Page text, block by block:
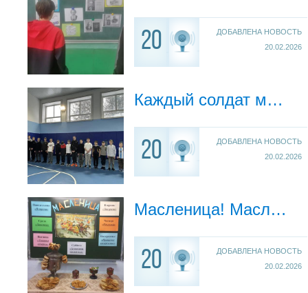
20
ДОБАВЛЕНА НОВОСТЬ
20.02.2026
Каждый солдат мечтает стать генералом!
20
ДОБАВЛЕНА НОВОСТЬ
20.02.2026
Масленица! Масленица!
20
ДОБАВЛЕНА НОВОСТЬ
20.02.2026